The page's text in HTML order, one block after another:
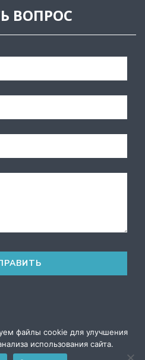
ВОПРОС
конфиденциальности
файлы cookie для улучшения
использования сайта.